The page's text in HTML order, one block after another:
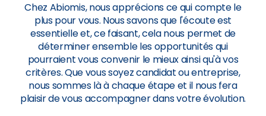
Chez Abiomis, nous apprécions ce qui compte le
plus pour vous. Nous savons que l'écoute est
essentielle et, ce faisant, cela nous permet de
déterminer ensemble les opportunités qui
pourraient vous convenir le mieux ainsi qu'à vos
critères. Que vous soyez candidat ou entreprise,
nous sommes là à chaque étape et il nous fera
plaisir de vous accompagner dans votre évolution.